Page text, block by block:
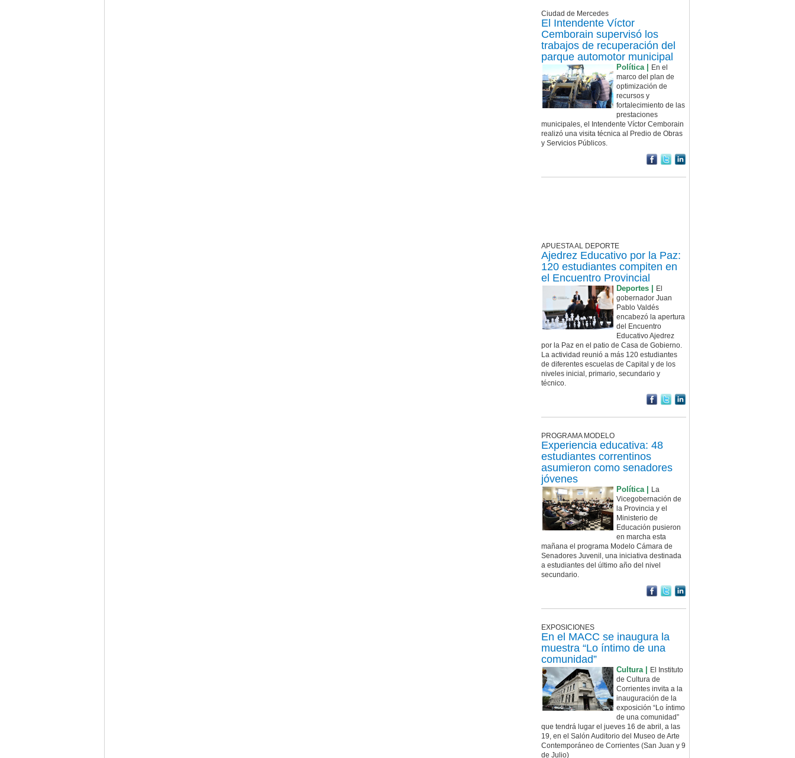
Ciudad de Mercedes
El Intendente Víctor
Cemborain supervisó los
trabajos de recuperación del
parque automotor municipal
Política |
En el
marco del plan de
optimización de
recursos y
fortalecimiento de las
prestaciones
municipales, el Intendente Víctor Cemborain
realizó una visita técnica al Predio de Obras
y Servicios Públicos.
APUESTA AL DEPORTE
Ajedrez Educativo por la Paz:
120 estudiantes compiten en
el Encuentro Provincial
Deportes |
El
gobernador Juan
Pablo Valdés
encabezó la apertura
del Encuentro
Educativo Ajedrez
por la Paz en el patio de Casa de Gobierno.
La actividad reunió a más 120 estudiantes
de diferentes escuelas de Capital y de los
niveles inicial, primario, secundario y
técnico.
PROGRAMA MODELO
Experiencia educativa: 48
estudiantes correntinos
asumieron como senadores
jóvenes
Política |
La
Vicegobernación de
la Provincia y el
Ministerio de
Educación pusieron
en marcha esta
mañana el programa Modelo Cámara de
Senadores Juvenil, una iniciativa destinada
a estudiantes del último año del nivel
secundario.
EXPOSICIONES
En el MACC se inaugura la
muestra “Lo íntimo de una
comunidad”
Cultura |
El Instituto
de Cultura de
Corrientes invita a la
inauguración de la
exposición “Lo íntimo
de una comunidad”
que tendrá lugar el jueves 16 de abril, a las
19, en el Salón Auditorio del Museo de Arte
Contemporáneo de Corrientes (San Juan y 9
de Julio)